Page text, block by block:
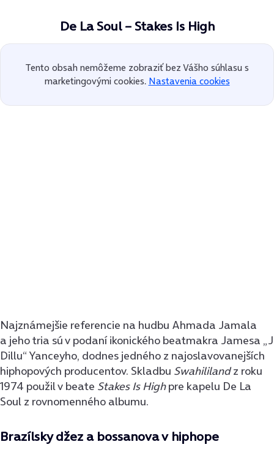
De La Soul – Stakes Is High
Tento obsah nemôžeme zobraziť bez Vášho súhlasu s
marketingovými cookies. Nastavenia cookies
Najznámejšie referencie na hudbu Ahmada Jamala
a jeho tria sú v podaní ikonického beatmakra Jamesa „J
Dillu“ Yanceyho, dodnes jedného z najoslavovanejších
hiphopových producentov. Skladbu Swahililandz roku
1974 použil v beate Stakes Is Highpre kapelu De La
Soul z rovnomenného albumu.
Brazílsky džez a bossanova v hiphope